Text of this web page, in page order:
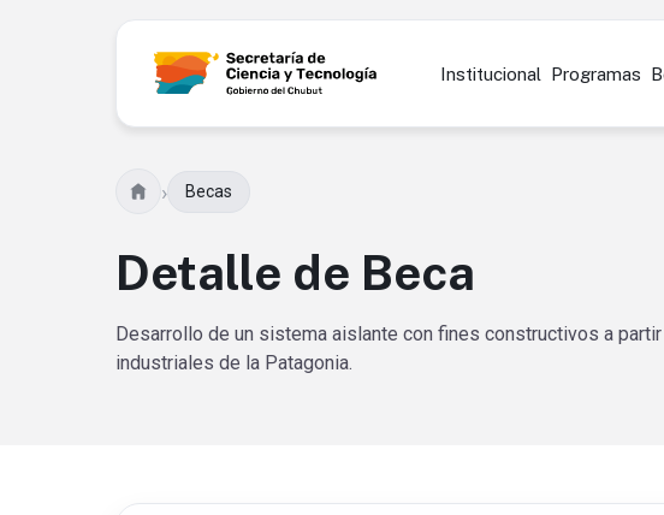
Institucional Programas
› Becas
Detalle de Beca
Desarrollo de un sistema aislante con fines constructivos a
industriales de la Patagonia.